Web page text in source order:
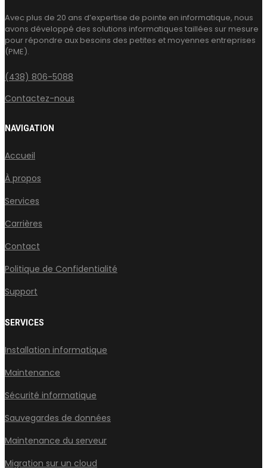
Avec plus de 20 ans d’expertise de pointe en informatique, nous
avons développé des solutions informatiques taillées sur mesure
pour répondre aux besoins des petites et moyennes entreprises
(PME).
(438) 806-5088
Contactez-nous
NAVIGATION
Accueil
À propos
Services
Carrières
Contact
Politique de Confidentialité
Support
SERVICES
Installation informatique
Maintenance
Sécurité informatique
Sauvegardes de données
Maintenance du serveur
Migration sur un cloud